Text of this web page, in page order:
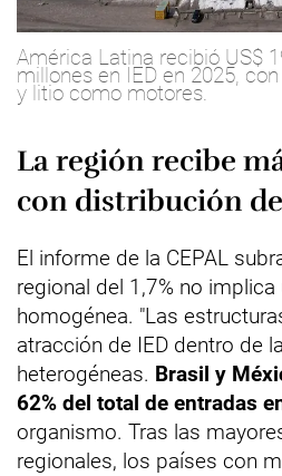
América Latina recibió US$
millones en IED en 2025,
y litio como motores.
La región recibe
con distribución
El informe de la CEPAL
regional del 1,7% no
homogénea. "Las
atracción de IED dentro de
heterogéneas. Brasil y
62% del total de entradas
organismo. Tras las
regionales, los países con